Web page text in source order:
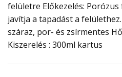
felületre Előkezelés: Porózus
javítja a tapadást a felülethez.
száraz, por- és zsírmentes
Kiszerelés : 300ml kartus